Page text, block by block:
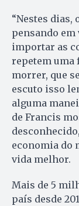
“Nestes dias,
pensando em
importar as
repetem uma
morrer, que
escuto isso
alguma
de Francis
economia do
vida melhor.
Mais de 5
país desde